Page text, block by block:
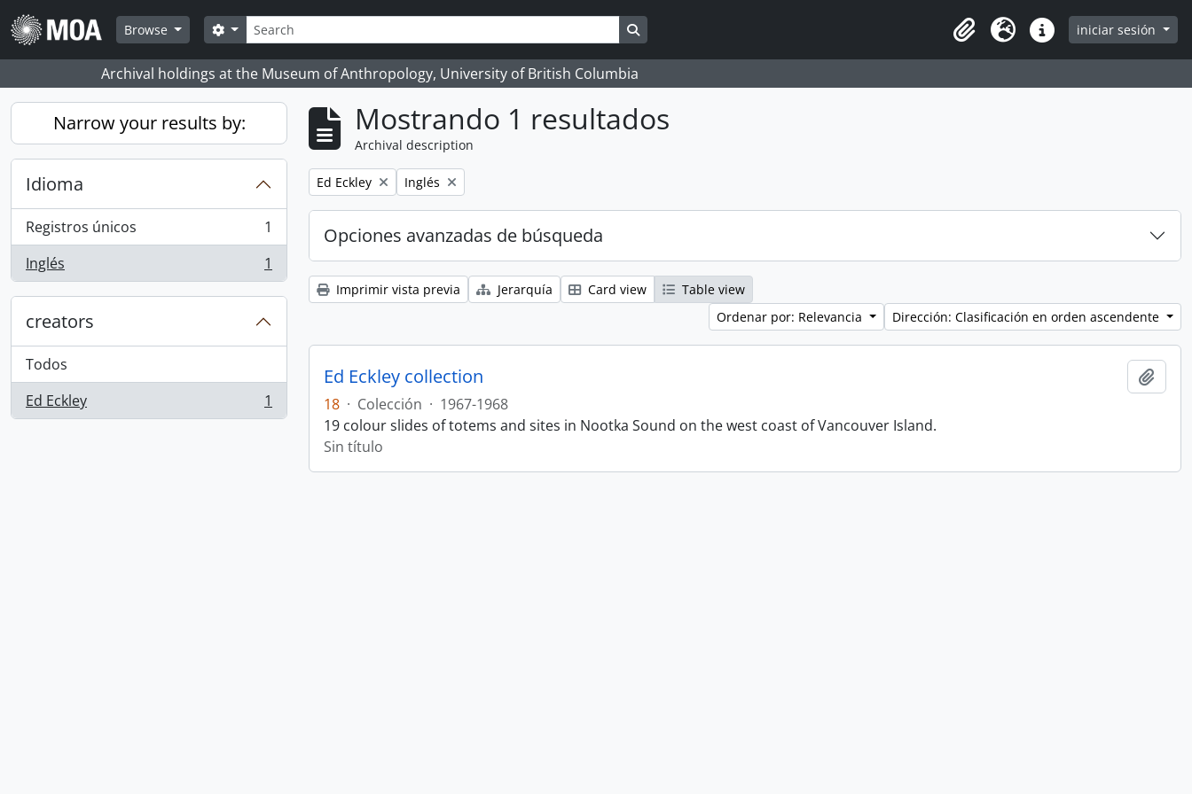
Skip to main content
Browse
Búsqueda
Search options Search in browse page
Clipboard
Idioma Enlaces rápidos
iniciar sesión
Archival holdings at the Museum of Anthropology, University of British Columbia
Narrow your results by:
Idioma
Registros únicos
, 1 resultados
1
Inglés
, 1 resultados 1
creators
Todos
Ed Eckley
, 1 resultados 1
Mostrando 1 resultados
Archival description
Remove filter:
Ed Eckley Remove filter:
Inglés
Opciones avanzadas de búsqueda
Imprimir vista previa Jerarquía Card view
Table view
Ordenar por: Relevancia
Dirección: Clasificación en orden ascendente
Ed Eckley collection
18 · Colección · 1967-1968
19 colour slides of totems and sites in Nootka Sound on the west coast of Vancouver Island.
Sin título